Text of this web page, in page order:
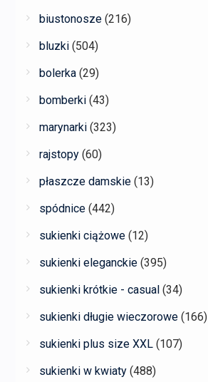
biustonosze (216)
bluzki (504)
bolerka (29)
bomberki (43)
marynarki (323)
rajstopy (60)
płaszcze damskie (13)
spódnice (442)
sukienki ciążowe (12)
sukienki eleganckie (395)
sukienki krótkie - casual (34)
sukienki długie wieczorowe (166)
sukienki plus size XXL (107)
sukienki w kwiaty (488)